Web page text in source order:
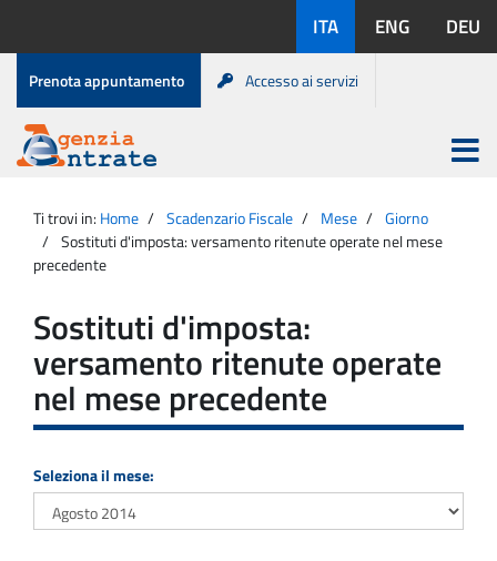
contenuto
disponibili:
ITA ENG DEU
Menu
di
servizio
Prenota appuntamento Accesso ai servizi
Agenzia
Entrate
Apri
menu
principale
Ti trovi in: Home Scadenzario Fiscale Mese
Giorno
Sostituti d'imposta: versamento ritenute operate nel mese
precedente
Sostituti d'imposta:
versamento ritenute operate
nel mese precedente
Seleziona il mese: